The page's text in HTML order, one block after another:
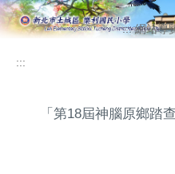
跳
到
要
上
區
::: 網站導
:::
「第18屆神腦原鄉踏